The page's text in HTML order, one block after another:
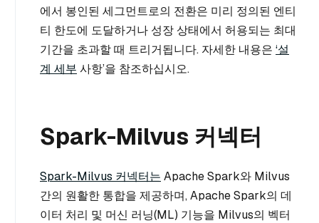
에서 봉인된 세그먼트로의 전환은 미리 정의된 엔티
티 한도에 도달하거나 성장 상태에서 허용되는 최대
기간을 초과할 때 트리거됩니다. 자세한 내용은 ‘설
계 세부 사항’을 참조하십시오.
Spark-Milvus 커넥터
Spark-Milvus 커넥터는 Apache Spark와 Milvus
간의 원활한 통합을 제공하며, Apache Spark의 데
이터 처리 및 머신 러닝(ML) 기능을 Milvus의 벡터